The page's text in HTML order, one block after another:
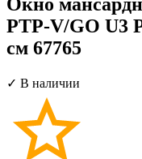
PTP-V/GO U3
см 67765
✓ В наличии